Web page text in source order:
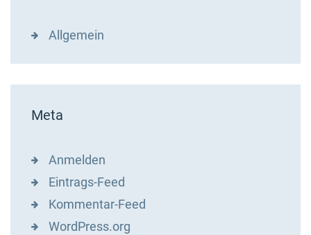
Allgemein
Meta
Anmelden
Eintrags-Feed
Kommentar-Feed
WordPress.org